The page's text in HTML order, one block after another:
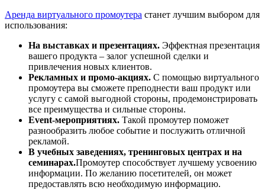
Аренда виртуального промоутера станет лучшим выбором для
использования:
На выставках и презентациях. Эффектная презентация
вашего продукта – залог успешной сделки и
привлечения новых клиентов.
Рекламных и промо-акциях. С помощью виртуального
промоутера вы сможете преподнести ваш продукт или
услугу с самой выгодной стороны, продемонстрировать
все преимущества и сильные стороны.
Event-мероприятиях. Такой промоутер поможет
разнообразить любое событие и послужить отличной
рекламой.
В учебных заведениях, тренинговых центрах и на
семинарах.Промоутер способствует лучшему усвоению
информации. По желанию посетителей, он может
предоставлять всю необходимую информацию.